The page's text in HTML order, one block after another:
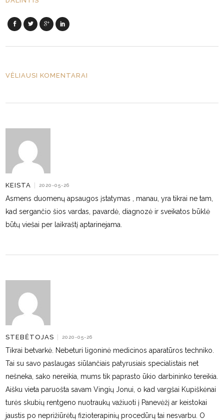
VĖLIAUSI KOMENTARAI
KEISTA | 2020-05-26
Asmens duomenų apsaugos įstatymas , manau, yra tikrai ne tam,
kad sergančio šios vardas, pavardė, diagnozė ir sveikatos būklė
būtų viešai per laikraštį aptarinejama.
STEBĖTOJAS | 2020-05-26
Tikrai betvarkė. Nebeturi ligoninė medicinos aparatūros techniko.
Tai su savo paslaugas siūlančiais patyrusiais specialistais net
nešneka, sako nereikia, mums tik paprasto ūkio darbininko tereikia.
Aišku vieta paruošta savam Vingių Jonui, o kad vargšai Kupiškėnai
turės skubių rentgeno nuotraukų važiuoti į Panevėžį ar keistokai
jaustis po neprižiūrėtų fizioterapinių procedūrų tai nesvarbu. O